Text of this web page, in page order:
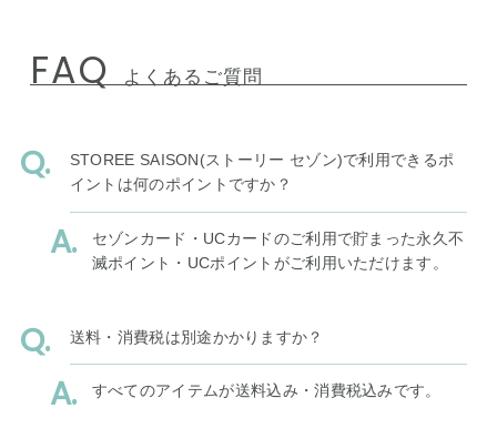
FAQ よくあるご質問
STOREE SAISON(ストーリー セゾン)で利用できるポ
イントは何のポイントですか？
セゾンカード・UCカードのご利用で貯まった永久不
滅ポイント・UCポイントがご利用いただけます。
送料・消費税は別途かかりますか？
すべてのアイテムが送料込み・消費税込みです。